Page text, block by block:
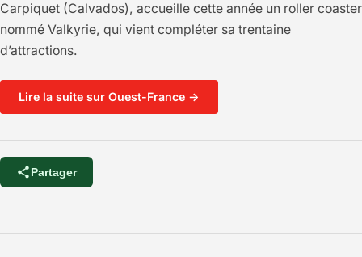
Carpiquet (Calvados), accueille cette année un roller coaster
nommé Valkyrie, qui vient compléter sa trentaine
d’attractions.
Lire la suite sur Ouest-France →
Partager